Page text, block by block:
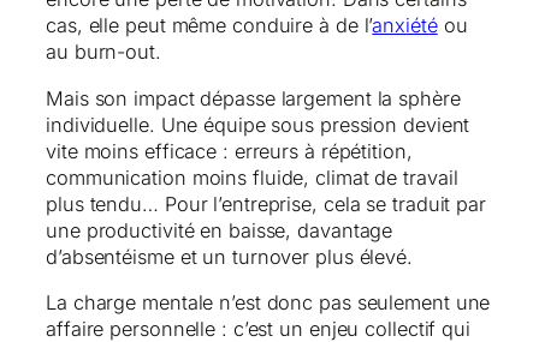
cas, elle peut même conduire à de l’anxiétéou
au burn-out.
Mais son impact dépasse largement la sphère
individuelle. Une équipe sous pression devient
vite moins efficace : erreurs à répétition,
communication moins fluide, climat de travail
plus tendu… Pour l’entreprise, cela se traduit par
une productivité en baisse, davantage
d’absentéisme et un turnover plus élevé.
La charge mentale n’est donc pas seulement une
affaire personnelle : c’est un enjeu collectif qui